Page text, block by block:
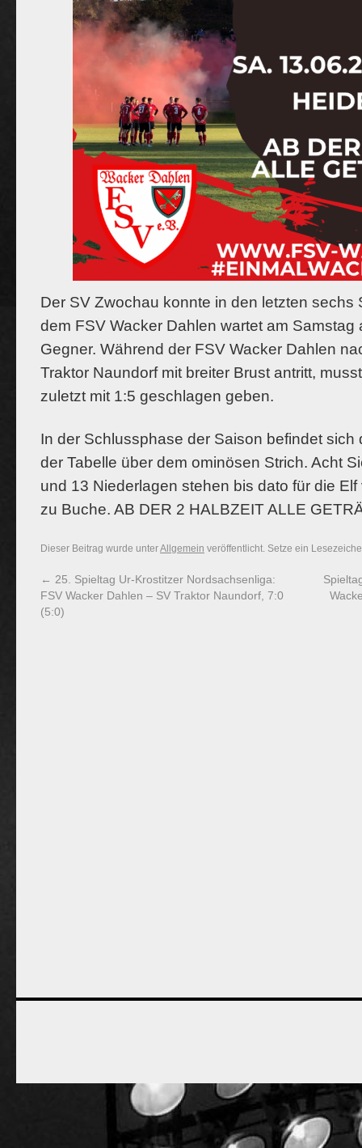
Der SV Zwochau konnte in den letzten sechs
dem FSV Wacker Dahlen wartet am Samstag
Gegner. Während der FSV Wacker Dahlen
Traktor Naundorf mit breiter Brust antritt,
zuletzt mit 1:5 geschlagen geben.
In der Schlussphase der Saison befindet sich
der Tabelle über dem ominösen Strich. Acht
und 13 Niederlagen stehen bis dato für die
zu Buche. AB DER 2 HALBZEIT ALLE
Dieser Beitrag wurde unterAllgemein veröffentlicht. Setze ein
← 25. Spieltag Ur-Krostitzer Nordsachsenliga:
FSV Wacker Dahlen – SV Traktor Naundorf, 7:0
(5:0)